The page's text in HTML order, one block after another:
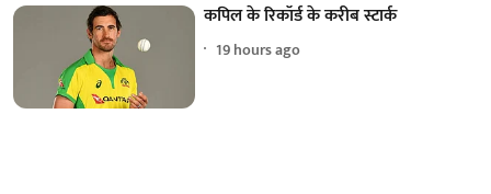
कपिल के रिकॉर्ड के करीब स्टार्क
19 hours ago